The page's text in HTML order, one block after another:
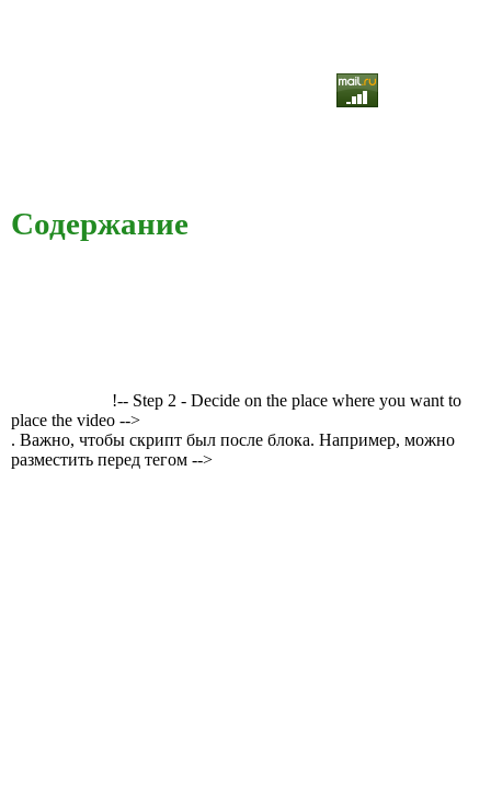
Содержание
!-- Step 2 - Decide on the place where you want to
place the video -->
. Важно, чтобы скрипт был после блока. Например, можно
разместить перед тегом -->